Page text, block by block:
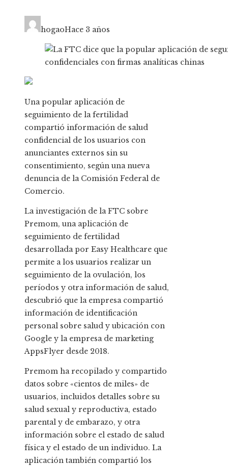
hogaoHace 3 años
Una popular aplicación de
seguimiento de la fertilidad
compartió información de salud
confidencial de los usuarios con
anunciantes externos sin su
consentimiento, según una nueva
denuncia de la Comisión Federal de
Comercio.
La investigación de la FTC sobre
Premom, una aplicación de
seguimiento de fertilidad
desarrollada por Easy Healthcare que
permite a los usuarios realizar un
seguimiento de la ovulación, los
períodos y otra información de salud,
descubrió que la empresa compartió
información de identificación
personal sobre salud y ubicación con
Google y la empresa de marketing
AppsFlyer desde 2018.
Premom ha recopilado y compartido
datos sobre «cientos de miles» de
usuarios, incluidos detalles sobre su
salud sexual y reproductiva, estado
parental y de embarazo, y otra
información sobre el estado de salud
física y el estado de un individuo. La
aplicación también compartió los